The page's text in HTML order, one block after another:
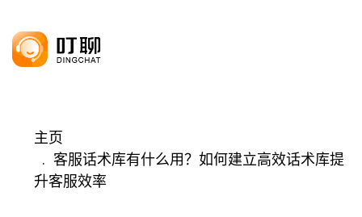
主页
客服话术库有什么用？如何建立高效话术库提
升客服效率